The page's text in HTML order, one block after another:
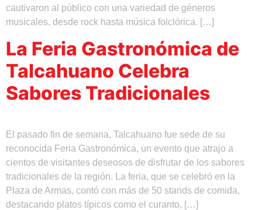
cautivaron al público con una variedad de géneros
musicales, desde rock hasta música folclórica. […]
La Feria Gastronómica de
Talcahuano Celebra
Sabores Tradicionales
El pasado fin de semana, Talcahuano fue sede de su
reconocida Feria Gastronómica, un evento que atrajo a
cientos de visitantes deseosos de disfrutar de los sabores
tradicionales de la región. La feria, que se celebró en la
Plaza de Armas, contó con más de 50 stands de comida,
destacando platos típicos como el curanto, […]